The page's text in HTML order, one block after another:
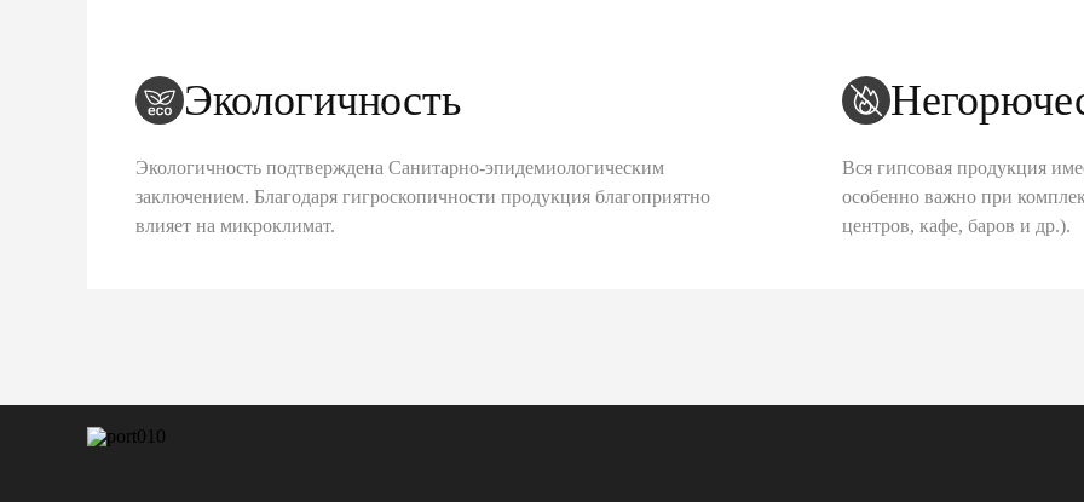
Экологичность
Экологичность подтверждена Санитарно-эпидемиологическим
заключением. Благодаря гигроскопичности продукция благоприятно
влияет на микроклимат.
Вся гипсовая продукция
особенно важно при
центров, кафе, баров и др.).